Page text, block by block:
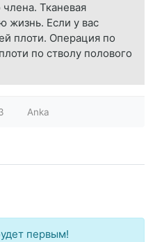
Тканевая
жизнь. Если у вас
плоти. Операция по
по стволу полового
Anka
первым!